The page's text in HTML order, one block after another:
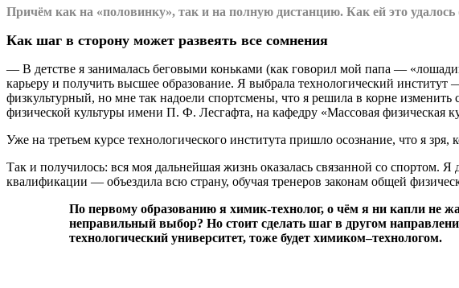
Причём как на «половинку», так и на полную дистанцию. Как ей это удалось
Как шаг в сторону может развеять все сомнения
— В детстве я занималась беговыми коньками (как говорил мой папа —
карьеру и получить высшее образование. Я выбрала технологический
физкультурный, но мне так надоели спортсмены, что я решила в корне
физической культуры имени П. Ф. Лесгафта, на кафедру «Массовая физическая
Уже на третьем курсе технологического института пришло осознание, что я
Так и получилось: вся моя дальнейшая жизнь оказалась связанной со
квалификации — объездила всю страну, обучая тренеров законам общей
По первому образованию я химик-технолог, о чём я ни капли не
неправильный выбор? Но стоит сделать шаг в другом
технологический университет, тоже будет химиком–технологом.